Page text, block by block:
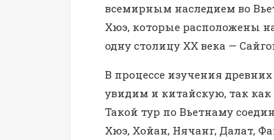
всемирным наследием во
Хюэ, которые расположены
одну столицу XX века —
В процессе изучения
увидим и китайскую, так
Такой тур по Вьетнаму
Хюэ, Хойан, Нячанг, Далат,